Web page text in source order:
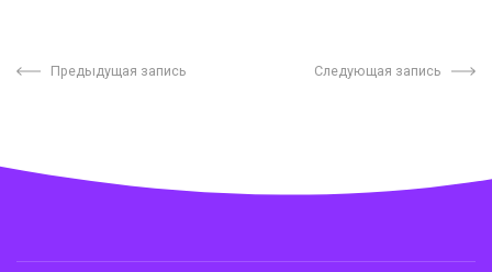
Предыдущая запись Следующая запись